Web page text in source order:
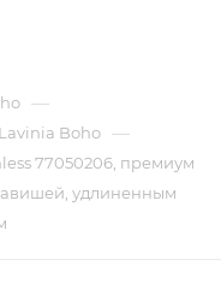
—
Boho —
77050206, премиум
удлиненным